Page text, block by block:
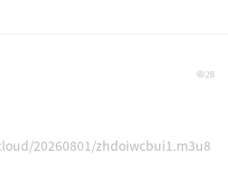
28
20260801/zhdoiwcbui1.m3u8